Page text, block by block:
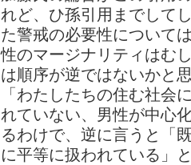
れど、ひ孫引用までして
た警戒の必要性について
性のマージナリティはむ
は順序が逆ではないかと
「わたしたちの住む社会
れていない、男性が中心
るわけで、逆に言うと「
に平等に扱われている」